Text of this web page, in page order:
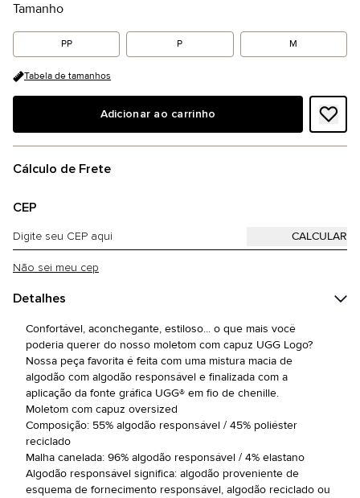
Tamanho
PP P M
Tabela de tamanhos
Adicionar ao carrinho
Cálculo de Frete
CEP
Não sei meu cep
Detalhes
Confortável, aconchegante, estiloso... o que mais você
poderia querer do nosso moletom com capuz UGG Logo?
Nossa peça favorita é feita com uma mistura macia de
algodão com algodão responsável e finalizada com a
aplicação da fonte gráfica UGG® em fio de chenille.
Moletom com capuz oversized
Composição: 55% algodão responsável / 45% poliéster
reciclado
Malha canelada: 96% algodão responsável / 4% elastano
Algodão responsável significa: algodão proveniente de
esquema de fornecimento responsável, algodão reciclado ou